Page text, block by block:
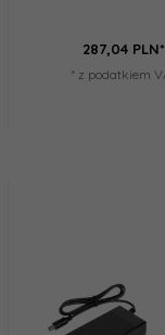
287,04 PLN*
* z podatkiem